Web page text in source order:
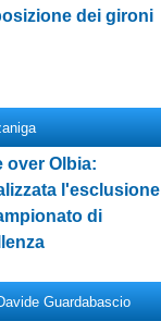
dei gironi
over Olbia:
l'esclusione
di
Guardabascio